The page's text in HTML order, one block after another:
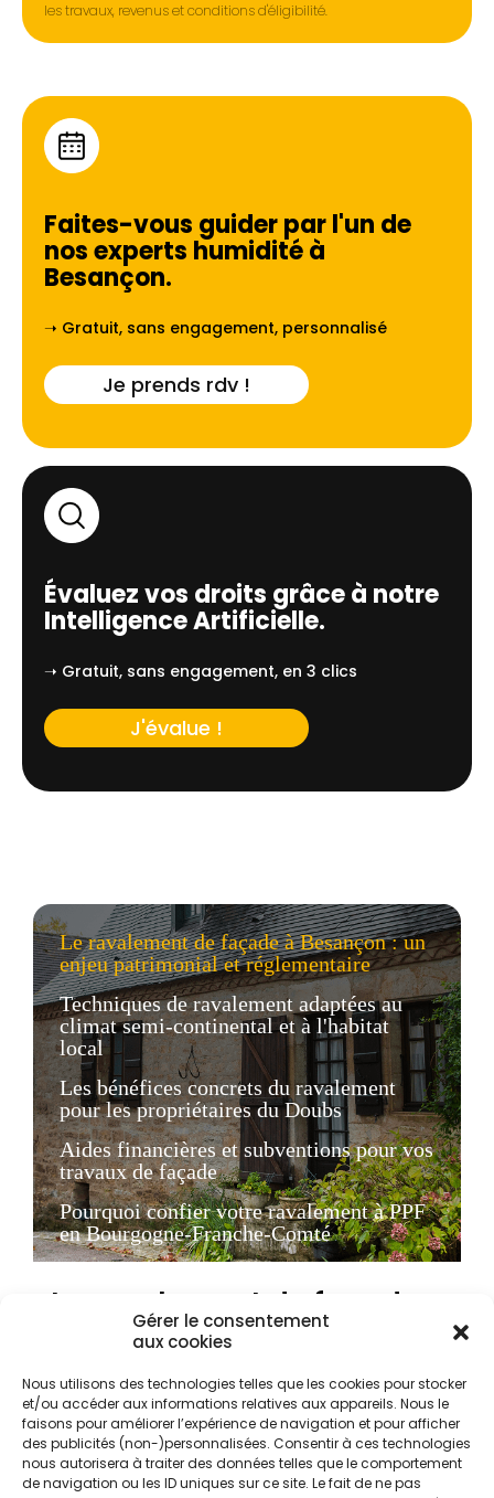
Gérer le consentement
aux cookies
Nous utilisons des technologies telles que les cookies pour stocker
et/ou accéder aux informations relatives aux appareils. Nous le
faisons pour améliorer l’expérience de navigation et pour afficher
des publicités (non-)personnalisées. Consentir à ces technologies
nous autorisera à traiter des données telles que le comportement
de navigation ou les ID uniques sur ce site. Le fait de ne pas
les travaux, revenus et conditions d'éligibilité.
Faites-vous guider par l'un de
nos experts humidité à
Besançon.
➝ Gratuit, sans engagement, personnalisé
Je prends rdv !
Évaluez vos droits grâce à notre
Intelligence Artificielle.
➝ Gratuit, sans engagement, en 3 clics
J'évalue !
Le ravalement de façade à Besançon : un
enjeu patrimonial et réglementaire
Techniques de ravalement adaptées au
climat semi-continental et à l'habitat
local
Les bénéfices concrets du ravalement
pour les propriétaires du Doubs
Aides financières et subventions pour vos
travaux de façade
Pourquoi confier votre ravalement à PPF
en Bourgogne-Franche-Comté
Le ravalement de façade
à Besançon : un enjeu
réglementaire
La ville de Besançon, avec son architecture